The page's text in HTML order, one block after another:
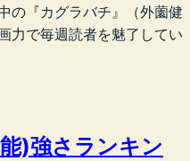
の『カグラバチ』（外薗健
力で毎週読者を魅了してい
)強さランキン